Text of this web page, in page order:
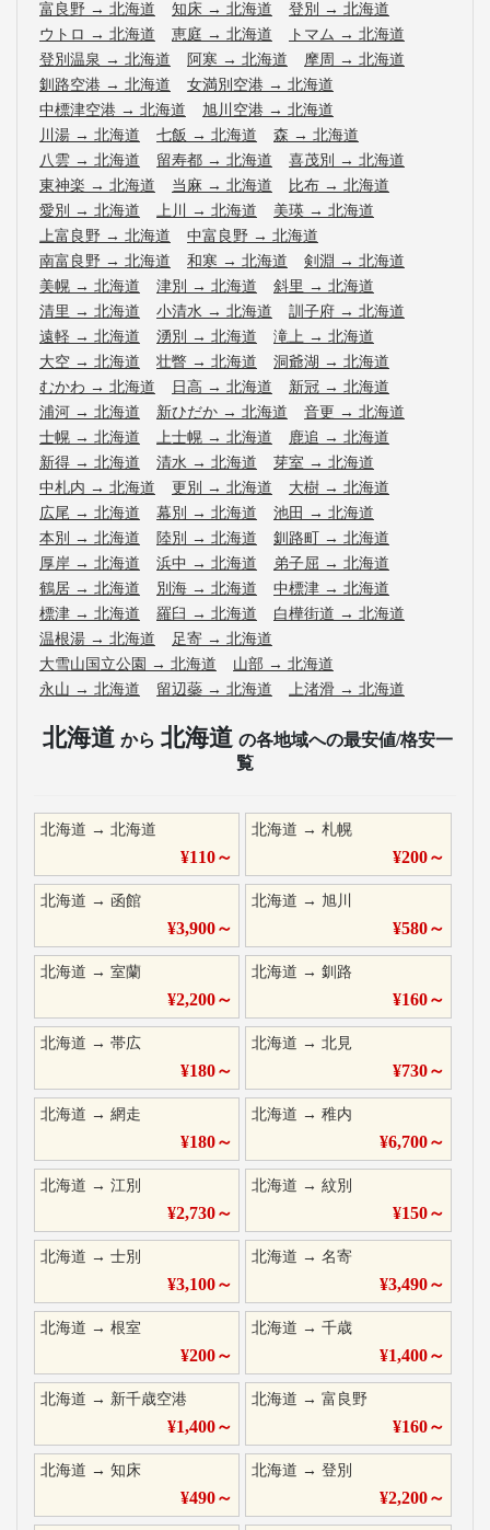
富良野 → 北海道 知床 → 北海道 登別 → 北海道
ウトロ → 北海道 恵庭 → 北海道 トマム → 北海道
登別温泉 → 北海道 阿寒 → 北海道 摩周 → 北海道
釧路空港 → 北海道 女満別空港 → 北海道
中標津空港 → 北海道 旭川空港 → 北海道
川湯 → 北海道 七飯 → 北海道 森 → 北海道
八雲 → 北海道 留寿都 → 北海道 喜茂別 → 北海道
東神楽 → 北海道 当麻 → 北海道 比布 → 北海道
愛別 → 北海道 上川 → 北海道 美瑛 → 北海道
上富良野 → 北海道 中富良野 → 北海道
南富良野 → 北海道 和寒 → 北海道 剣淵 → 北海道
美幌 → 北海道 津別 → 北海道 斜里 → 北海道
清里 → 北海道 小清水 → 北海道 訓子府 → 北海道
遠軽 → 北海道 湧別 → 北海道 滝上 → 北海道
大空 → 北海道 壮瞥 → 北海道 洞爺湖 → 北海道
むかわ → 北海道 日高 → 北海道 新冠 → 北海道
浦河 → 北海道 新ひだか → 北海道 音更 → 北海道
士幌 → 北海道 上士幌 → 北海道 鹿追 → 北海道
新得 → 北海道 清水 → 北海道 芽室 → 北海道
中札内 → 北海道 更別 → 北海道 大樹 → 北海道
広尾 → 北海道 幕別 → 北海道 池田 → 北海道
本別 → 北海道 陸別 → 北海道 釧路町 → 北海道
厚岸 → 北海道 浜中 → 北海道 弟子屈 → 北海道
鶴居 → 北海道 別海 → 北海道 中標津 → 北海道
標津 → 北海道 羅臼 → 北海道 白樺街道 → 北海道
温根湯 → 北海道 足寄 → 北海道
大雪山国立公園 → 北海道 山部 → 北海道
永山 → 北海道 留辺蘂 → 北海道 上渚滑 → 北海道
北海道 から 北海道 の各地域への最安値/格安一
覧
北海道 → 北海道
¥110～
北海道 →札幌
¥200～
北海道 → 函館
¥3,900～
北海道 →旭川
¥580～
北海道 → 室蘭
¥2,200～
北海道 →釧路
¥160～
北海道 → 帯広
¥180～
北海道 →北見
¥730～
北海道 → 網走
¥180～
北海道 →稚内
¥6,700～
北海道 → 江別
¥2,730～
北海道 →紋別
¥150～
北海道 → 士別
¥3,100～
北海道 →名寄
¥3,490～
北海道 → 根室
¥200～
北海道 →千歳
¥1,400～
北海道 → 新千歳空港
¥1,400～
北海道 →富良野
¥160～
北海道 → 知床
¥490～
北海道 →登別
¥2,200～